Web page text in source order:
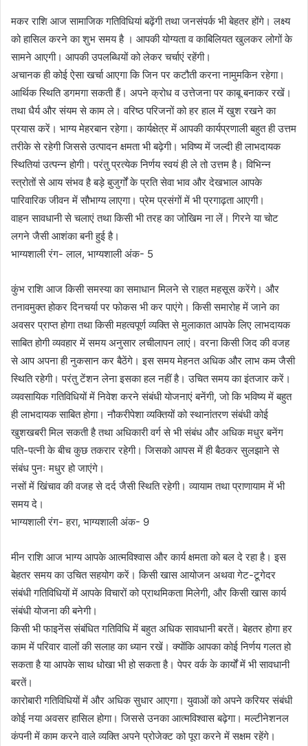
मकर राशि आज सामाजिक गतिविधियां बढ़ेंगी तथा जनसंपर्क भी बेहतर होंगे। लक्ष्य
को हासिल करने का शुभ समय है । आपकी योग्यता व काबिलियत खुलकर लोगों के
सामने आएगी। आपकी उपलब्धियों को लेकर चर्चाएं रहेंगी।
अचानक ही कोई ऐसा खर्चा आएगा कि जिन पर कटौती करना नामुमकिन रहेगा।
आर्थिक स्थिति डगमगा सकती हैं। अपने क्रोध व उत्तेजना पर काबू बनाकर रखें।
तथा धैर्य और संयम से काम ले। वरिष्ठ परिजनों को हर हाल में खुश रखने का
प्रयास करें। भाग्य मेहरबान रहेगा। कार्यक्षेत्र में आपकी कार्यप्रणाली बहुत ही उत्तम
तरीके से रहेगी जिससे उत्पादन क्षमता भी बढ़ेगी। भविष्य में जल्दी ही लाभदायक
स्थितियां उत्पन्न होगी। परंतु प्रत्येक निर्णय स्वयं ही ले तो उत्तम है। विभिन्न
स्त्रोतों से आय संभव है बड़े बुजुर्गों के प्रति सेवा भाव और देखभाल आपके
पारिवारिक जीवन में सौभाग्य लाएगा। प्रेम प्रसंगों में भी प्रगाढ़ता आएगी।
वाहन सावधानी से चलाएं तथा किसी भी तरह का जोखिम ना लें। गिरने या चोट
लगने जैसी आशंका बनी हुई है।
भाग्यशाली रंग- लाल, भाग्यशाली अंक- 5
कुंभ राशि आज किसी समस्या का समाधान मिलने से राहत महसूस करेंगे। और
तनावमुक्त होकर दिनचर्या पर फोकस भी कर पाएंगे। किसी समारोह में जाने का
अवसर प्राप्त होगा तथा किसी महत्वपूर्ण व्यक्ति से मुलाकात आपके लिए लाभदायक
साबित होगी व्यवहार में समय अनुसार लचीलापन लाएं। वरना किसी जिद की वजह
से आप अपना ही नुकसान कर बैठेंगे। इस समय मेहनत अधिक और लाभ कम जैसी
स्थिति रहेगी। परंतु टेंशन लेना इसका हल नहीं है। उचित समय का इंतजार करें।
व्यवसायिक गतिविधियों में निवेश करने संबंधी योजनाएं बनेंगी, जो कि भविष्य में बहुत
ही लाभदायक साबित होगा। नौकरीपेशा व्यक्तियों को स्थानांतरण संबंधी कोई
खुशखबरी मिल सकती है तथा अधिकारी वर्ग से भी संबंध और अधिक मधुर बनेंग
पति-पत्नी के बीच कुछ तकरार रहेगी। जिसको आपस में ही बैठकर सुलझाने से
संबंध पुनः मधुर हो जाएंगे।
नसों में खिंचाव की वजह से दर्द जैसी स्थिति रहेगी। व्यायाम तथा प्राणायाम में भी
समय दे।
भाग्यशाली रंग- हरा, भाग्यशाली अंक- 9
मीन राशि आज भाग्य आपके आत्मविश्वास और कार्य क्षमता को बल दे रहा है। इस
बेहतर समय का उचित सहयोग करें। किसी खास आयोजन अथवा गेट-टूगेदर
संबंधी गतिविधियों में आपके विचारों को प्राथमिकता मिलेगी, और किसी खास कार्य
संबंधी योजना की बनेगी।
किसी भी फाइनेंस संबंधित गतिविधि में बहुत अधिक सावधानी बरतें। बेहतर होगा हर
काम में परिवार वालों की सलाह का ध्यान रखें। क्योंकि आपका कोई निर्णय गलत हो
सकता है या आपके साथ धोखा भी हो सकता है। पेपर वर्क के कार्यों में भी सावधानी
बरतें।
कारोबारी गतिविधियों में और अधिक सुधार आएगा। युवाओं को अपने करियर संबंधी
कोई नया अवसर हासिल होगा। जिससे उनका आत्मविश्वास बढ़ेगा। मल्टीनेशनल
कंपनी में काम करने वाले व्यक्ति अपने प्रोजेक्ट को पूरा करने में सक्षम रहेंगे।